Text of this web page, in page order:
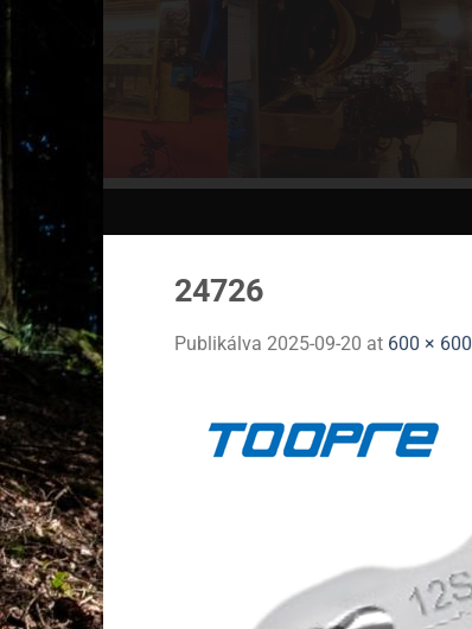
24726
Publikálva 2025-09-20 at 600 × 600